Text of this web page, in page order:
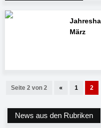
März
Seite 2 von 2 « 1 2
News aus den Rubriken